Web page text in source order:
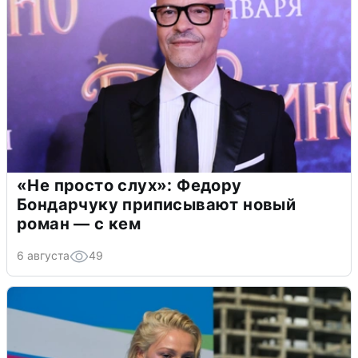
«Не просто слух»: Федору
Бондарчуку приписывают новый
роман — с кем
6 августа 49